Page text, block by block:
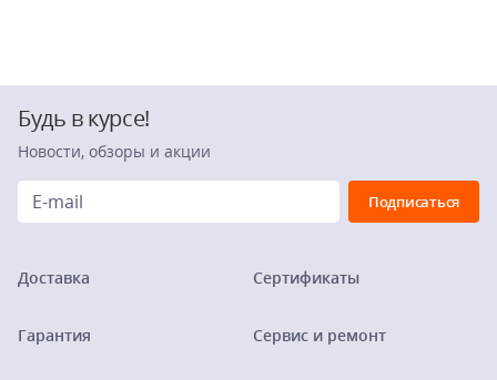
Будь в курсе!
Новости, обзоры и акции
Доставка
Гарантия
Сертификаты
Сервис и ремонт